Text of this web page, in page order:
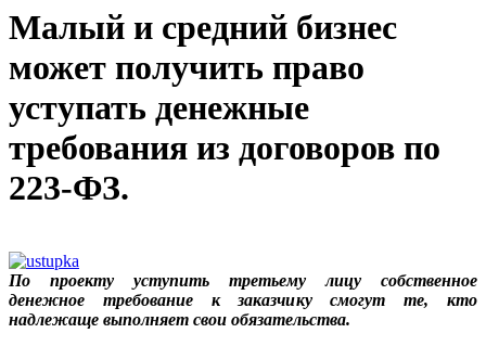
Малый и средний бизнес
может получить право
уступать денежные
требования из договоров по
223-ФЗ.
По проекту уступить третьему лицу собственное
денежное требование к заказчику смогут те, кто
надлежаще выполняет свои обязательства.